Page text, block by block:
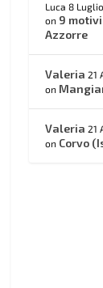
Luca 8
on 9
Azzorre
Valeria 21
on
Valeria 21
on Corvo